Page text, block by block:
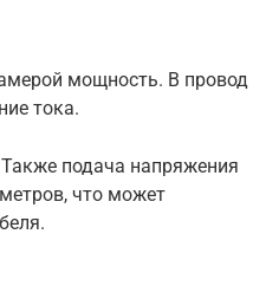
мощность. В провод
тока.
подача напряжения
что может